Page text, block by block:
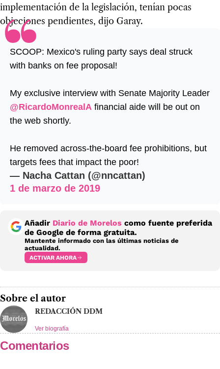
implementación de la legislación, tenían pocas
objeciones pendientes, dijo Garay.
SCOOP: Mexico's ruling party says deal struck
with banks on fee proposal!
My exclusive interview with Senate Majority Leader
@RicardoMonrealA financial aide will be out on
the web shortly.
He removed across-the-board fee prohibitions, but
targets fees that impact the poor!
— Nacha Cattan (@nncattan)
1 de marzo de 2019
Añadir Diario de Morelos como fuente preferida
de Google de forma gratuita.
Mantente informado con las últimas noticias de
actualidad.
ACTIVAR AHORA
Sobre el autor
REDACCIÓN DDM
Ver biografía
Comentarios